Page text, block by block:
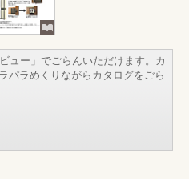
ュー」でごらんいただけます。カ
パラめくりながらカタログをごら